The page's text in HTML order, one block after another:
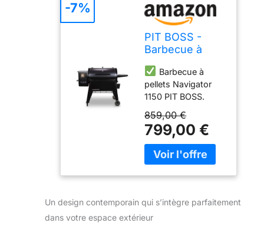
PIT BOSS -
Barbecue à
de Cuisson
90x50 cm 8
cuissons
Gril/Fumoir
Ecran
numérique 162
x 94 x 119cm
Navigator 1150
Barbecue à
pellets Navigator
1150 PIT BOSS.
cuire, braiser, rôtir,
griller et saisir vos
différents aliments
avec le vrai gout du
trémie : 14,5 kg.
Surface de cuisson
859,00 €
799,00 €
-7%
Un design contemporain qui s’intègre parfaitement
dans votre espace extérieur